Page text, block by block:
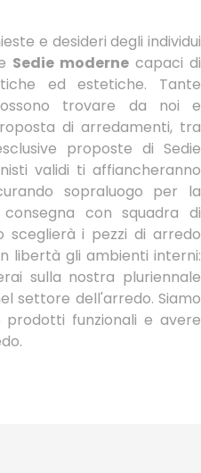
e desideri degli individui
Sedie moderne capaci di
ed estetiche. Tante
trovare da noi e
di arredamenti, tra
proposte di Sedie
validi ti affiancheranno
sopraluogo per la
con squadra di
sceglierà i pezzi di arredo
libertà gli ambienti interni:
sulla nostra pluriennale
settore dell'arredo. Siamo
funzionali e avere